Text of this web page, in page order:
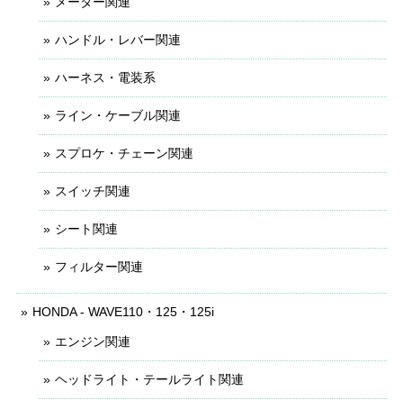
ハンドル・レバー関連
ハーネス・電装系
ライン・ケーブル関連
スプロケ・チェーン関連
スイッチ関連
シート関連
フィルター関連
HONDA - WAVE110・125・125i
エンジン関連
ヘッドライト・テールライト関連